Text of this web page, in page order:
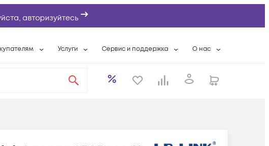
авторизуйтесь
Услуги
Расширенная гарантия
Сервис и поддержка
Разовые выездные работы
О нас
Контактная